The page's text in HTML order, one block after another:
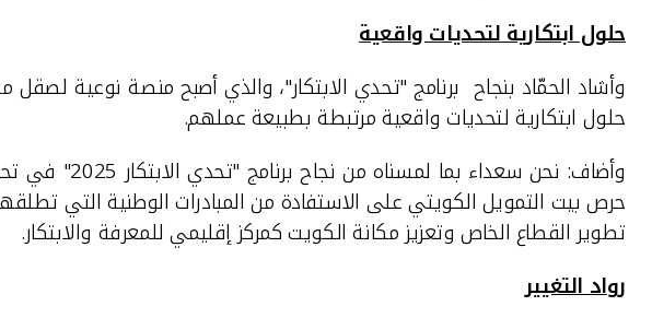
حلول ابتكارية لتحديات واقعية
وأشاد الحمّاد بنجاح برنامج "تحدي الابتكار"، والذي أصبح منصة نوعية لصقل
حلول ابتكارية لتحديات واقعية مرتبطة بطبيعة عملهم.
وأضاف: نحن
حرص بيت التمويل الكويتي على الاستفادة من المبادرات الوطنية التي
تطوير القطاع الخاص وتعزيز مكانة الكويت كمركز إقليمي للمعرفة والابتكار.
رواد التغيير